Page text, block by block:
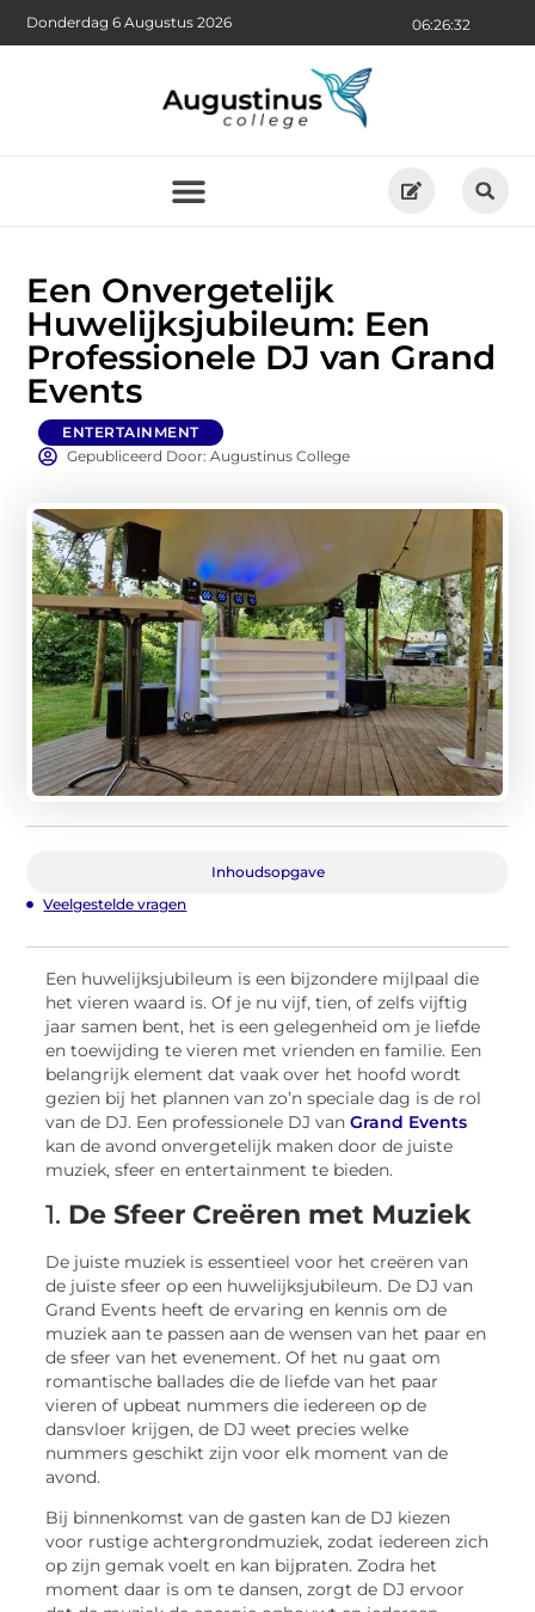
06:26:33
Donderdag 6 Augustus 2026
Een Onvergetelijk
Huwelijksjubileum: Een
Professionele DJ van Grand
Events
ENTERTAINMENT
Gepubliceerd Door: Augustinus College
Inhoudsopgave
Veelgestelde vragen
Een huwelijksjubileum is een bijzondere mijlpaal die
het vieren waard is. Of je nu vijf, tien, of zelfs vijftig
jaar samen bent, het is een gelegenheid om je liefde
en toewijding te vieren met vrienden en familie. Een
belangrijk element dat vaak over het hoofd wordt
gezien bij het plannen van zo’n speciale dag is de rol
van de DJ. Een professionele DJ vanGrand Events
kan de avond onvergetelijk maken door de juiste
muziek, sfeer en entertainment te bieden.
1. De Sfeer Creëren met Muziek
De juiste muziek is essentieel voor het creëren van
de juiste sfeer op een huwelijksjubileum. De DJ van
Grand Events heeft de ervaring en kennis om de
muziek aan te passen aan de wensen van het paar en
de sfeer van het evenement. Of het nu gaat om
romantische ballades die de liefde van het paar
vieren of upbeat nummers die iedereen op de
dansvloer krijgen, de DJ weet precies welke
nummers geschikt zijn voor elk moment van de
avond.
Bij binnenkomst van de gasten kan de DJ kiezen
voor rustige achtergrondmuziek, zodat iedereen zich
op zijn gemak voelt en kan bijpraten. Zodra het
moment daar is om te dansen, zorgt de DJ ervoor